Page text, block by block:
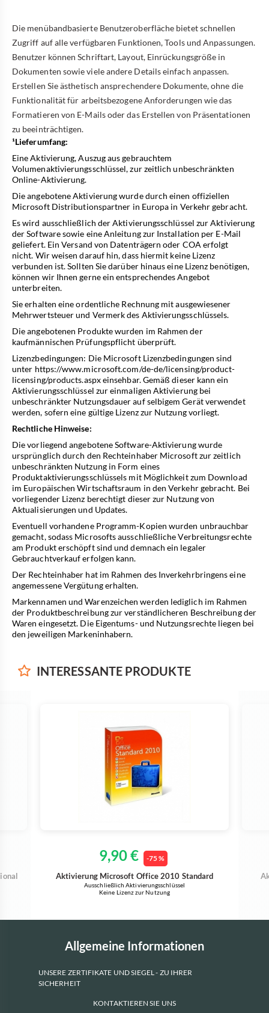
Die menübandbasierte Benutzeroberfläche bietet schnellen
Zugriff auf alle verfügbaren Funktionen, Tools und Anpassungen.
Benutzer können Schriftart, Layout, Einrückungsgröße in
Dokumenten sowie viele andere Details einfach anpassen.
Erstellen Sie ästhetisch ansprechendere Dokumente, ohne die
Funktionalität für arbeitsbezogene Anforderungen wie das
Formatieren von E-Mails oder das Erstellen von Präsentationen
zu beeinträchtigen.
¹Lieferumfang:
Eine Aktivierung, Auszug aus gebrauchtem
Volumenaktivierungsschlüssel, zur zeitlich unbeschränkten
Online-Aktivierung.
Die angebotene Aktivierung wurde durch einen offiziellen
Microsoft Distributionspartner in Europa in Verkehr gebracht.
Es wird ausschließlich der Aktivierungsschlüssel zur Aktivierung
der Software sowie eine Anleitung zur Installation per E-Mail
geliefert. Ein Versand von Datenträgern oder COA erfolgt
nicht. Wir weisen darauf hin, dass hiermit keine Lizenz
verbunden ist. Sollten Sie darüber hinaus eine Lizenz benötigen,
können wir Ihnen gerne ein entsprechendes Angebot
unterbreiten.
Sie erhalten eine ordentliche Rechnung mit ausgewiesener
Mehrwertsteuer und Vermerk des Aktivierungsschlüssels.
Die angebotenen Produkte wurden im Rahmen der
kaufmännischen Prüfungspflicht überprüft.
Lizenzbedingungen: Die Microsoft Lizenzbedingungen sind
unter https://www.microsoft.com/de-de/licensing/product-
licensing/products.aspxeinsehbar. Gemäß dieser kann ein
Aktivierungsschlüssel zur einmaligen Aktivierung bei
unbeschränkter Nutzungsdauer auf selbigem Gerät verwendet
werden, sofern eine gültige Lizenz zur Nutzung vorliegt.
Rechtliche Hinweise:
Die vorliegend angebotene Software-Aktivierung wurde
ursprünglich durch den Rechteinhaber Microsoft zur zeitlich
unbeschränkten Nutzung in Form eines
Produktaktivierungsschlüssels mit Möglichkeit zum Download
im Europäischen Wirtschaftsraum in den Verkehr gebracht. Bei
vorliegender Lizenz berechtigt dieser zur Nutzung von
Aktualisierungen und Updates.
Eventuell vorhandene Programm-Kopien wurden unbrauchbar
gemacht, sodass Microsofts ausschließliche Verbreitungsrechte
am Produkt erschöpft sind und demnach ein legaler
Gebrauchtverkauf erfolgen kann.
Der Rechteinhaber hat im Rahmen des Inverkehrbringens eine
angemessene Vergütung erhalten.
Markennamen und Warenzeichen werden lediglich im Rahmen
der Produktbeschreibung zur verständlicheren Beschreibung der
Waren eingesetzt. Die Eigentums- und Nutzungsrechte liegen bei
den jeweiligen Markeninhabern.
INTERESSANTE PRODUKTE
9,90 € -75 %
Aktivierung Microsoft Office 2010 Standard
Ausschließlich Aktivierungsschlüssel
Keine Lizenz zur Nutzung
Allgemeine Informationen
UNSERE ZERTIFIKATE UND SIEGEL - ZU IHRER
SICHERHEIT
KONTAKTIEREN SIE UNS